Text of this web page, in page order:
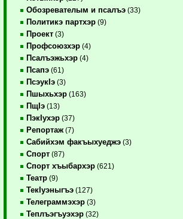
Обозревателым и псалъэ (33)
Политикэ партхэр (9)
Проект (3)
Профсоюзхэр (4)
Псалъэжьхэр (4)
Псапэ (61)
ПсэукIэ (3)
Пшыхьхэр (163)
ПщIэ (13)
ПэкIухэр (37)
Репортаж (7)
Сабийхэм факъыхуеджэ (3)
Спорт (87)
Спорт хъыбархэр (621)
Театр (9)
ТекIуэныгъэ (127)
Телеграммэхэр (3)
Теплъэгъуэхэр (32)